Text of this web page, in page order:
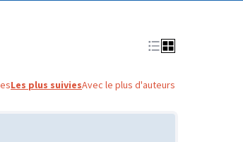
Les plus suiviesAvec le plus d'auteurs